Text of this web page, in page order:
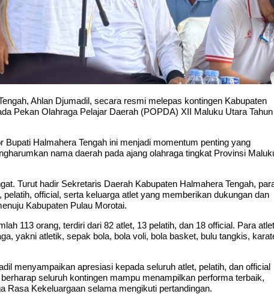
Ahlan Djumadil, secara resmi melepas kontingen Kabupaten
Pekan Olahraga Pelajar Daerah (POPDA) XII Maluku Utara Tahun
Halmahera Tengah ini menjadi momentum penting yang
nama daerah pada ajang olahraga tingkat Provinsi
Turut hadir Sekretaris Daerah Kabupaten Halmahera Tengah,
official, serta keluarga atlet yang memberikan dukungan dan
Kabupaten Pulau Morotai.
113 orang, terdiri dari 82 atlet, 13 pelatih, dan 18 official. Para atlet
yakni atletik, sepak bola, bola voli, bola basket, bulu tangkis,
menyampaikan apresiasi kepada seluruh atlet, pelatih, dan official
seluruh kontingen mampu menampilkan performa terbaik,
Rasa Kekeluargaan selama mengikuti pertandingan.